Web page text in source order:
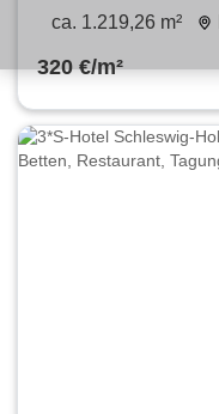
ca. 1.219,26 m²
320 €/m²